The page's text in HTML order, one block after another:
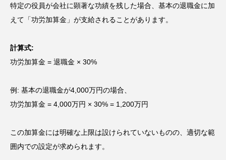
特定の役員が会社に顕著な功績を残した場合、基本の退職金に加
えて「功労加算金」が支給されることがあります。
計算式:
功労加算金 = 退職金 × 30%
例: 基本の退職金が4,000万円の場合、
功労加算金 = 4,000万円 × 30% = 1,200万円
この加算金には明確な上限は設けられていないものの、適切な範
囲内での設定が求められます。